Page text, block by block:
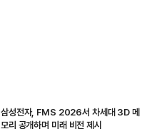
삼성전자, FMS 2026서 차세대 3D 메
모리 공개하며 미래 비전 제시